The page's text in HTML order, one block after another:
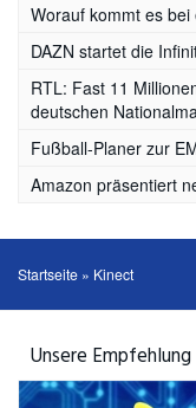
Worauf kommt es
DAZN startet die
RTL: Fast 11
deutschen
Fußball-Planer zur
Amazon präsentiert
Startseite » Kinect
Unsere Empfehlung